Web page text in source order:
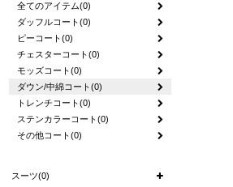
全てのアイテム(0)
ダッフルコート(0)
ピーコート(0)
チェスターコート(0)
モッズコート(0)
ダウン/中綿コート(0)
トレンチコート(0)
ステンカラーコート(0)
その他コート(0)
スーツ(0)